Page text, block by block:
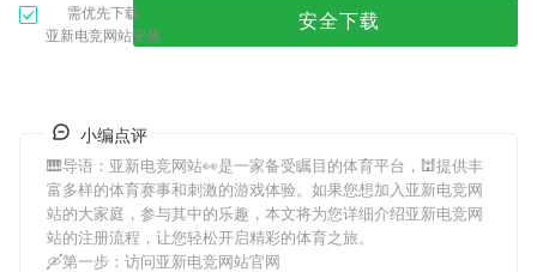
需优先下载
亚新电竞网站安装
安全下载
小编点评
🎹导语： 亚新电竞网站👀是一家备受瞩目的体育平台，🕍提供丰
富多样的体育赛事和刺激的游戏体验。如果您想加入亚新电竞网
站的大家庭，参与其中的乐趣，本文将为您详细介绍亚新电竞网
站的注册流程，让您轻松开启精彩的体育之旅。
🛶第一步：访问亚新电竞网站官网